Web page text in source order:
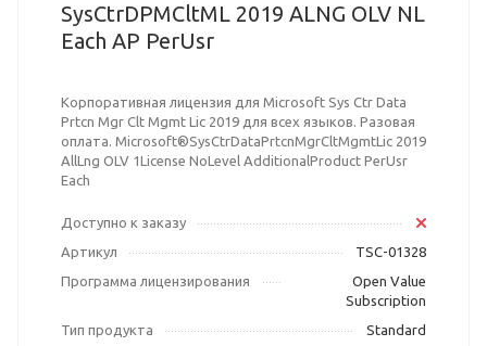
SysCtrDPMCltML 2019 ALNG OLV NL
Each AP PerUsr
Корпоративная лицензия для Microsoft Sys Ctr Data
Prtcn Mgr Clt Mgmt Lic 2019 для всех языков. Разовая
оплата. Microsoft®SysCtrDataPrtcnMgrCltMgmtLic 2019
AllLng OLV 1License NoLevel AdditionalProduct PerUsr
Each
Доступно к заказу
Артикул
TSC-01328
Программа лицензирования
Open Value
Subscription
Тип продукта
Standard